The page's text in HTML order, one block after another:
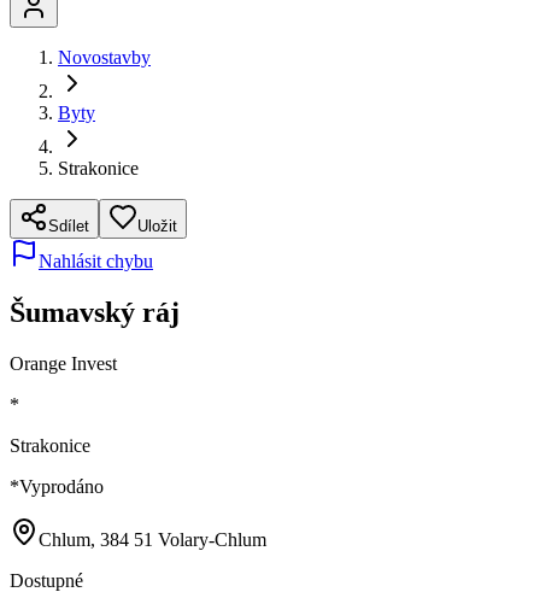
Novostavby
Byty
Strakonice
Sdílet Uložit
Nahlásit chybu
Šumavský ráj
Orange Invest
*
Strakonice
*Vyprodáno
Chlum, 384 51 Volary-Chlum
Dostupné